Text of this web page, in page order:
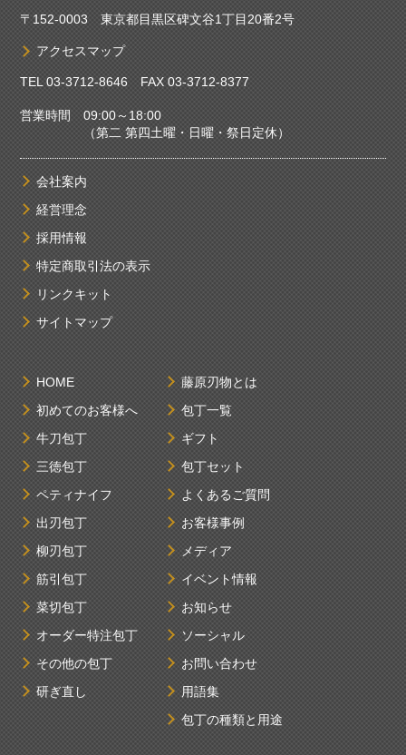
〒152-0003 東京都目黒区碑文谷1丁目20番2号
アクセスマップ
TEL03-3712-8646FAX 03-3712-8377
営業時間 09:00～18:00
（第二 第四土曜・日曜・祭日定休）
会社案内
経営理念
採用情報
特定商取引法の表示
リンクキット
サイトマップ
HOME
初めてのお客様へ
牛刀包丁
三徳包丁
ペティナイフ
出刃包丁
柳刃包丁
筋引包丁
菜切包丁
オーダー特注包丁
その他の包丁
研ぎ直し
藤原刃物とは
包丁一覧
ギフト
包丁セット
よくあるご質問
お客様事例
メディア
イベント情報
お知らせ
ソーシャル
お問い合わせ
用語集
包丁の種類と用途